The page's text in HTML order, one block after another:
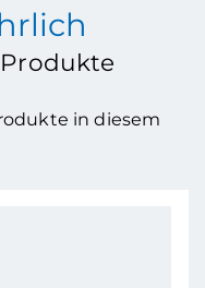
Produkte
in diesem